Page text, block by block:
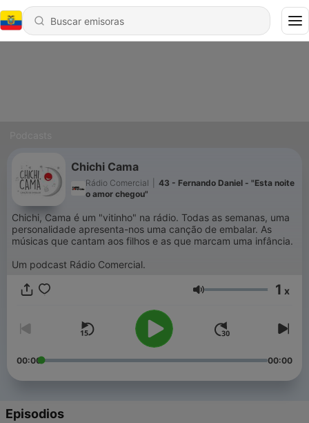
Chichi Cama
Rádio Comercial
43 - Fernando Daniel - "Esta noite
o amor chegou"
Chichi, Cama é um "vitinho" na rádio. Todas as semanas, uma
personalidade apresenta-nos uma canção de embalar. As
músicas que cantam aos filhos e as que marcam uma infância.
Um podcast Rádio Comercial.
Volumen 1 x
00:00 00:00
Episodios